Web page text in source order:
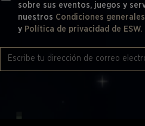
sobre sus eventos, juegos y
nuestros Condiciones
y Política de privacidad de ESW.